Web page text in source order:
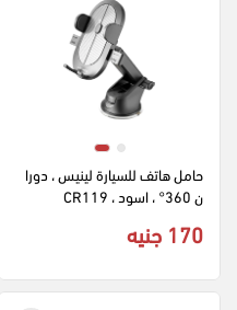
حامل هاتف للسيارة لينيس ، دورا
ن 360° ، اسود ، CR119
170 جنيه